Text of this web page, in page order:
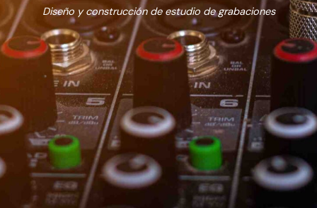
Diseño y construcción de estudio de grabaciones